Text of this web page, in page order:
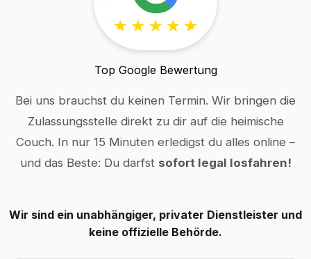
Top Google Bewertung
Bei uns brauchst du keinen Termin. Wir bringen die
Zulassungsstelle direkt zu dir auf die heimische
Couch. In nur 15 Minuten erledigst du alles online –
und das Beste: Du darfst sofort legal losfahren!
Wir sind ein unabhängiger, privater Dienstleister und
keine offizielle Behörde.